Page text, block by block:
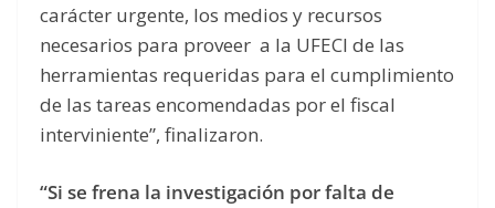
carácter urgente, los medios y recursos
necesarios para proveer a la UFECI de las
herramientas requeridas para el cumplimiento
de las tareas encomendadas por el fiscal
interviniente”, finalizaron.
“Si se frena la investigación por falta de